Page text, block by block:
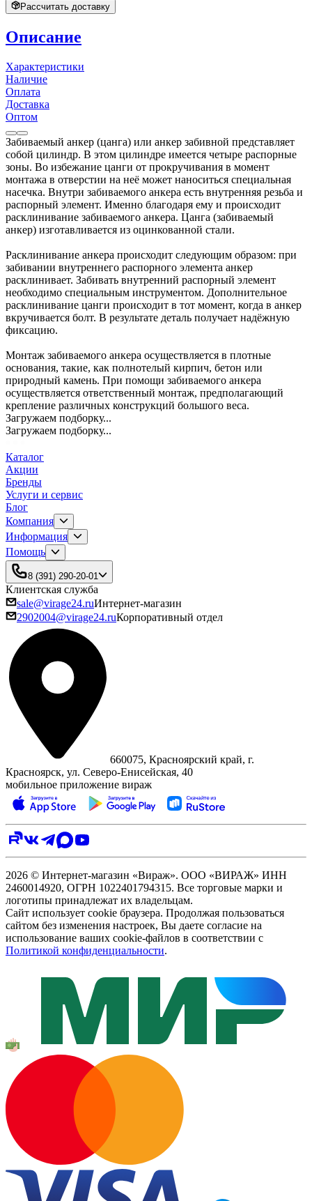
Рассчитать доставку
Описание
Характеристики
Наличие
Оплата
Доставка
Оптом
Забиваемый анкер (цанга) или анкер забивной представляет
собой цилиндр. В этом цилиндре имеется четыре распорные
зоны. Во избежание цанги от прокручивания в момент
монтажа в отверстии на неё может наноситься специальная
насечка. Внутри забиваемого анкера есть внутренняя резьба и
распорный элемент. Именно благодаря ему и происходит
расклинивание забиваемого анкера. Цанга (забиваемый
анкер) изготавливается из оцинкованной стали.
Расклинивание анкера происходит следующим образом: при
забивании внутреннего распорного элемента анкер
расклинивает. Забивать внутренний распорный элемент
необходимо специальным инструментом. Дополнительное
расклинивание цанги происходит в тот момент, когда в анкер
вкручивается болт. В результате деталь получает надёжную
фиксацию.
Монтаж забиваемого анкера осуществляется в плотные
основания, такие, как полнотелый кирпич, бетон или
природный камень. При помощи забиваемого анкера
осуществляется ответственный монтаж, предполагающий
крепление различных конструкций большого веса.
Загружаем подборку...
Загружаем подборку...
Каталог
Акции
Бренды
Услуги и сервис
Блог
Компания
Информация
Помощь
8 (391) 290-20-01
Клиентская служба
sale@virage24.ruИнтернет-магазин
2902004@virage24.ruКорпоративный отдел
660075, Красноярский край, г.
Красноярск, ул. Северо‑Енисейская, 40
мобильное приложение вираж
2026 © Интернет-магазин «Вираж». ООО «ВИРАЖ» ИНН
2460014920, ОГРН 1022401794315. Все торговые марки и
логотипы принадлежат их владельцам.
Сайт использует cookie браузера. Продолжая пользоваться
сайтом без изменения настроек, Вы даете согласие на
использование ваших cookie-файлов в соответствии с
Политикой конфиденциальности.